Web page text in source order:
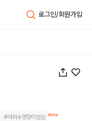
로그인/회원가입
#야외수영장이있는 Beta